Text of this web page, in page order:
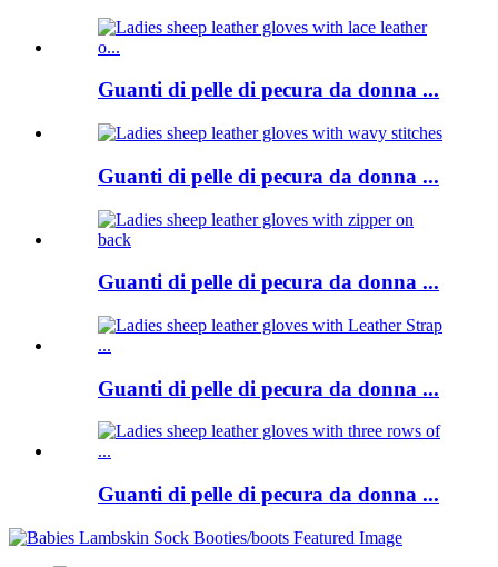
Guanti di pelle di pecura da donna ...
Guanti di pelle di pecura da donna ...
Guanti di pelle di pecura da donna ...
Guanti di pelle di pecura da donna ...
Guanti di pelle di pecura da donna ...